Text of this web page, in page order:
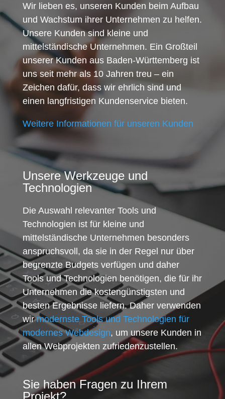
Wir lieben es, unseren Kunden beim Aufbau
und Wachstum ihrer Unternehmen zu helfen.
Unsere Kunden sind kleine und
mittelständische Unternehmen. Ein Großteil
unserer Kunden aus Baden-Württemberg ist
uns seit mehr als 10 Jahren treu – ein
Zeichen dafür, dass wir ehrlich sind und
einen langfristigen Kundenservice bieten.
Weitere Informationen für unseren Kunden
Unsere Werkzeuge und
Technologien
Die Auswahl relevanter Tools und
Technologien ist für kleine und
mittelständische Unternehmen besonders
anspruchsvoll, da sie in der Regel nur über
begrenzte Budgets verfügen und daher
Tools und Technologien benötigen, die für ihr
Unternehmen die kostengünstigsten und
besten Ergebnisse liefern. Daher verwenden
wirmodernste Tools und Technologien für
modernes Webdesign, um unsere Kunden in
allen Webprojekten zufriedenzustellen.
Sie haben Fragen zu Ihrem
Projekt?